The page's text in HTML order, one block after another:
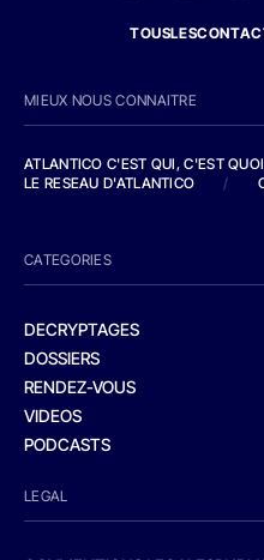
MIEUX NOUS CONNAITRE
ATLANTICO C'EST QUI, C'EST
LE RESEAU D'ATLANTICO
/
CATEGORIES
DECRYPTAGES
DOSSIERS
RENDEZ-VOUS
VIDEOS
PODCASTS
LEGAL